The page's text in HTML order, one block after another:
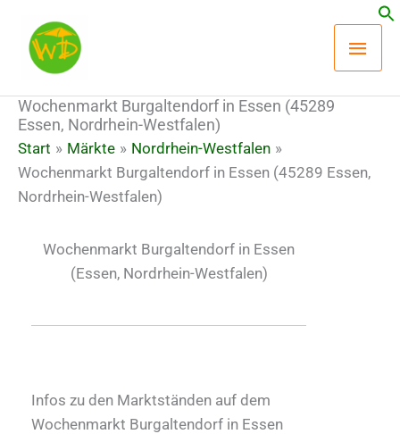
Inhalt
springen
Wochenmarkt Burgaltendorf in Essen (45289
Essen, Nordrhein-Westfalen)
Start Märkte
Nordrhein-Westfalen
Wochenmarkt Burgaltendorf in Essen (45289 Essen,
Nordrhein-Westfalen)
Wochenmarkt Burgaltendorf in Essen
(Essen, Nordrhein-Westfalen)
Infos zu den Marktständen auf dem
Wochenmarkt Burgaltendorf in Essen